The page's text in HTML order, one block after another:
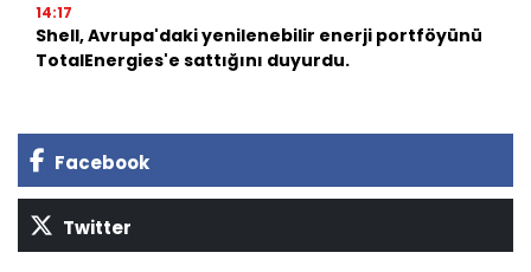
14:17
Shell, Avrupa'daki yenilenebilir enerji portföyünü
TotalEnergies'e sattığını duyurdu.
Facebook
Twitter